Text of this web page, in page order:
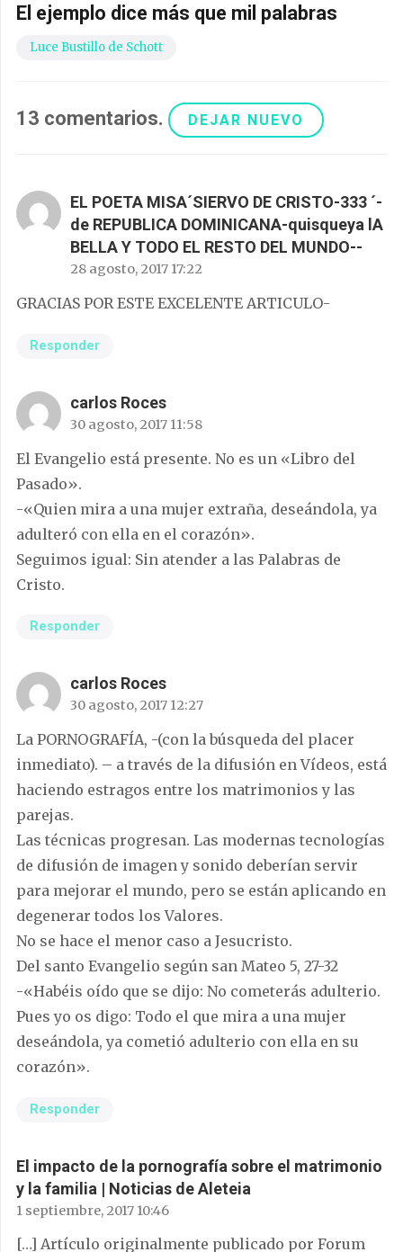
El ejemplo dice más que mil palabras
Luce Bustillo de Schott
13 comentarios. DEJAR NUEVO
EL POETA MISA´SIERVO DE CRISTO-333 ´-
de REPUBLICA DOMINICANA-quisqueya lA
BELLA Y TODO EL RESTO DEL MUNDO--
28 agosto, 2017 17:22
GRACIAS POR ESTE EXCELENTE ARTICULO-
Responder
carlos Roces
30 agosto, 2017 11:58
El Evangelio está presente. No es un «Libro del
Pasado».
-«Quien mira a una mujer extraña, deseándola, ya
adulteró con ella en el corazón».
Seguimos igual: Sin atender a las Palabras de
Cristo.
Responder
carlos Roces
30 agosto, 2017 12:27
La PORNOGRAFÍA, -(con la búsqueda del placer
inmediato). – a través de la difusión en Vídeos, está
haciendo estragos entre los matrimonios y las
parejas.
Las técnicas progresan. Las modernas tecnologías
de difusión de imagen y sonido deberían servir
para mejorar el mundo, pero se están aplicando en
degenerar todos los Valores.
No se hace el menor caso a Jesucristo.
Del santo Evangelio según san Mateo 5, 27-32
-«Habéis oído que se dijo: No cometerás adulterio.
Pues yo os digo: Todo el que mira a una mujer
deseándola, ya cometió adulterio con ella en su
corazón».
Responder
El impacto de la pornografía sobre el matrimonio
y la familia | Noticias de Aleteia
1 septiembre, 2017 10:46
[…] Artículo originalmente publicado por Forum